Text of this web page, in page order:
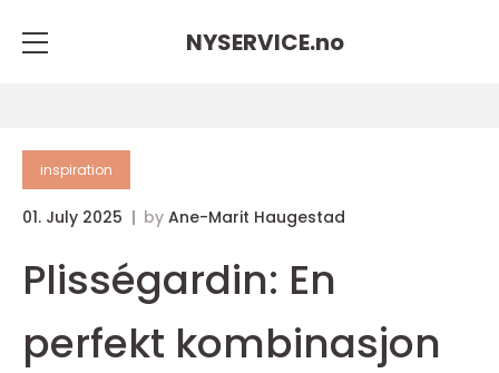
NYSERVICE.no
inspiration
01. July 2025 by Ane-Marit Haugestad
Plisségardin: En
perfekt kombinasjon